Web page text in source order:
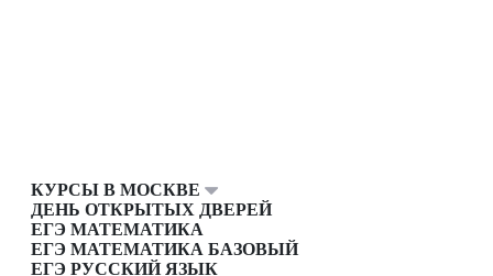
КУРСЫ В МОСКВЕ
ДЕНЬ ОТКРЫТЫХ ДВЕРЕЙ
ЕГЭ МАТЕМАТИКА
ЕГЭ МАТЕМАТИКА БАЗОВЫЙ
ЕГЭ РУССКИЙ ЯЗЫК